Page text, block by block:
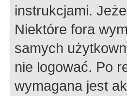
instrukcjami.
Niektóre fora
samych
nie logować. Po
wymagana jest